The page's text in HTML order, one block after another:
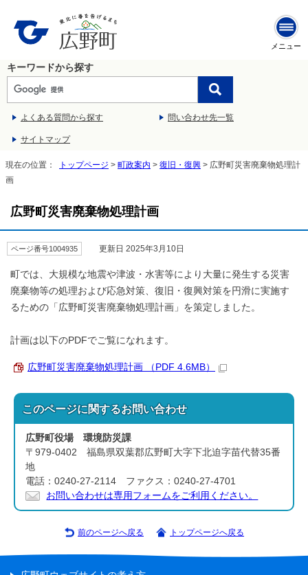
メニュー
キーワードから探す
よくある質問から探す 問い合わせ先一覧
サイトマップ
現在の位置： トップページ > 町政案内 > 復旧・復興 > 広野町災害廃棄物処理計
画
広野町災害廃棄物処理計画
ページ番号1004935 更新日 2025年3月10日
町では、大規模な地震や津波・水害等により大量に発生する災害
廃棄物等の処理および応急対策、復旧・復興対策を円滑に実施す
るための「広野町災害廃棄物処理計画」を策定しました。
計画は以下のPDFでご覧になれます。
広野町災害廃棄物処理計画 （PDF 4.6MB）
このページに関するお問い合わせ
広野町役場 環境防災課
〒979-0402 福島県双葉郡広野町大字下北迫字苗代替35番
地
電話：0240-27-2114 ファクス：0240-27-4701
お問い合わせは専用フォームをご利用ください。
前のページへ戻る トップページへ戻る